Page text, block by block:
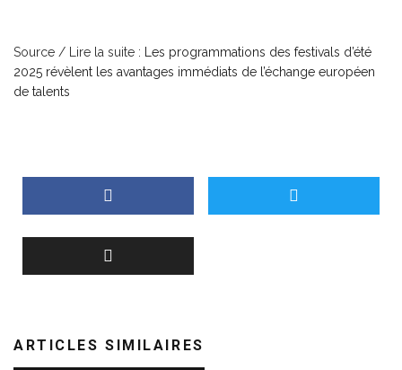
Source / Lire la suite :
Les programmations des festivals d’été
2025 révèlent les avantages immédiats de l’échange européen
de talents
ARTICLES SIMILAIRES